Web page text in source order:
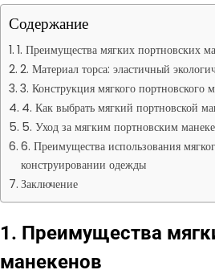
Содержание
1. Преимущества мягких портновских
2. Материал торса: эластичный
3. Конструкция мягкого портновского
4. Как выбрать мягкий портновской
5. Уход за мягким портновским
6. Преимущества использования
конструировании одежды
Заключение
1. Преимущества
манекенов